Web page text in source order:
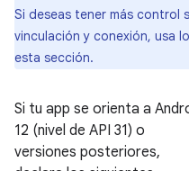
Si deseas tener más control
vinculación y conexión, usa
esta sección.
Si tu app se orienta a
12 (nivel de API 31) o
versiones posteriores,